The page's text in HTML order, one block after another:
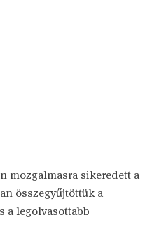
mozgalmasra sikeredett a
összegyűjtöttük a
a legolvasottabb